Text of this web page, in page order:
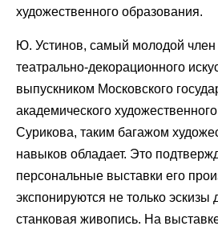
художественного образования.
Ю. Устинов, самый молодой член
театрально-декорационного
выпускником Московского
академического
Сурикова, таким багажом
навыков обладает. Это
персональные выставки его
экспонируются не только эскизы
станковая живопись. На